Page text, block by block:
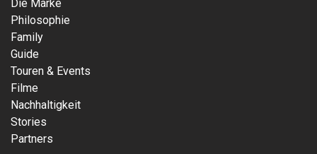
Die Marke
Philosophie
Family
Guide
Touren & Events
Filme
Nachhaltigkeit
Stories
Partners